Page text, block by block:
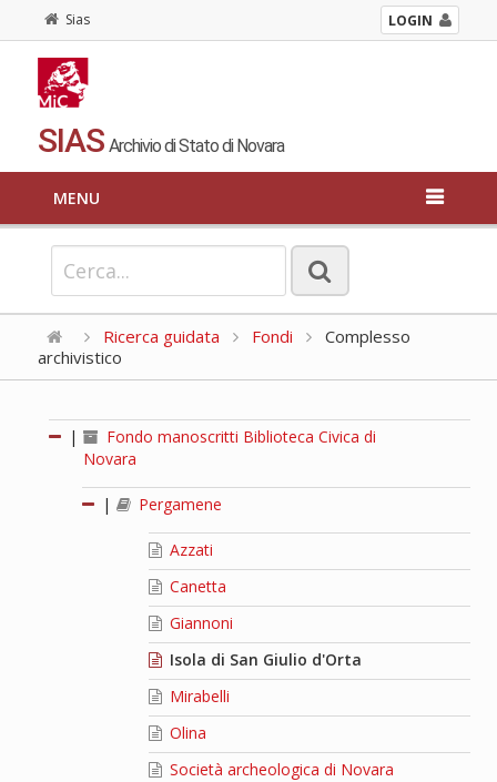
Sias LOGIN
SIAS Archivio di Stato di Novara
MENU
Ricerca guidata Fondi
Complesso
archivistico
|
Fondo manoscritti Biblioteca Civica di
Novara
| Pergamene
Azzati
Canetta
Giannoni
Isola di San Giulio d'Orta
Mirabelli
Olina
Società archeologica di Novara